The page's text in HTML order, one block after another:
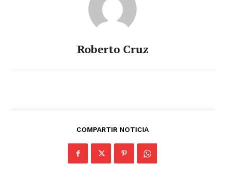
Roberto Cruz
COMPARTIR NOTICIA